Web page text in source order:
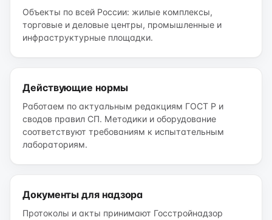
Объекты по всей России: жилые комплексы,
торговые и деловые центры, промышленные и
инфраструктурные площадки.
Действующие нормы
Работаем по актуальным редакциям ГОСТ Р и
сводов правил СП. Методики и оборудование
соответствуют требованиям к испытательным
лабораториям.
Документы для надзора
Протоколы и акты принимают Госстройнадзор